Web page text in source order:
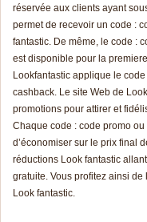
réservée aux clients ayant
permet de recevoir un code :
fantastic. De même, le code :
est disponible pour la
Lookfantastic applique le
cashback. Le site Web de
promotions pour attirer et
Chaque code : code promo
d’économiser sur le prix final
réductions Look fantastic
gratuite. Vous profitez ainsi
Look fantastic.